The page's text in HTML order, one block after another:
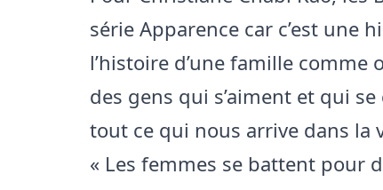
série Apparence car c’est une
l’histoire d’une famille comme
des gens qui s’aiment et qui
tout ce qui nous arrive dans la
« Les femmes se battent pour